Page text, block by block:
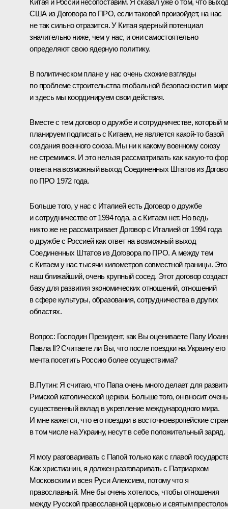
Китая и России несопоставим. Я сказал уже о том, что
США из Договора по ПРО, если таковой произойдет, на нас
не так сильно отразится. У Китая ядерный потенциал
значительно ниже, чем у нас, и они самостоятельно
определяют свою ядерную политику.
В политическом плане у нас очень схожие взгляды
по проблеме строительства глобальной безопасности в
и здесь мы координируем свои действия.
Вместе с тем договор о дружбе и сотрудничестве, который
планируем подписать с Китаем, не является какой‑то базой
создания военного союза. Мы ни к какому военному союзу
не стремимся. И это нельзя рассматривать как какую‑то
ответа на возможный выход Соединенных Штатов из
по ПРО 1972 года.
Больше того, у нас с Италией есть Договор о дружбе
и сотрудничестве от 1994 года, а с Китаем нет. Но ведь
никто же не рассматривает Договор с Италией от 1994 года
о дружбе с Россией как ответ на возможный выход
Соединенных Штатов из Договора по ПРО. А между тем
с Китаем у нас тысячи километров совместной границы. Это
наш ближайший, очень крупный сосед. Этот договор создаст
базу для развития экономических отношений, отношений
в сфере культуры, образования, сотрудничества в других
областях.
Вопрос: Господин Президент, как Вы оцениваете Папу
Павла II? Считаете ли Вы, что после поездки на Украину его
мечта посетить Россию более осуществима?
В.Путин: Я считаю, что Папа очень много делает для
Римской католической церкви. Больше того, он вносит очень
существенный вклад в укрепление международного мира.
И мне кажется, что его поездки в восточноевропейские
в том числе на Украину, несут в себе положительный заряд.
Я могу разговаривать с Папой только как с главой
Как христианин, я должен разговаривать с Патриархом
Московским и всея Руси Алексием, потому что я
православный. Мне бы очень хотелось, чтобы отношения
между Русской православной церковью и святым